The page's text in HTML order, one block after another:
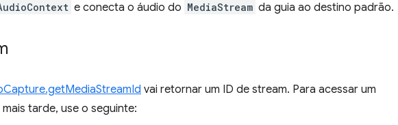
e conecta o áudio do MediaStream da guia ao destino padrão.
vai retornar um ID de stream. Para acessar um
tarde, use o seguinte: